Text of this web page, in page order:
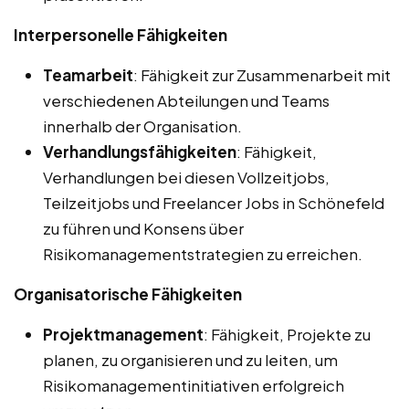
Interpersonelle Fähigkeiten
Teamarbeit: Fähigkeit zur Zusammenarbeit mit
verschiedenen Abteilungen und Teams
innerhalb der Organisation.
Verhandlungsfähigkeiten: Fähigkeit,
Verhandlungen bei diesen Vollzeitjobs,
Teilzeitjobs und Freelancer Jobs in Schönefeld
zu führen und Konsens über
Risikomanagementstrategien zu erreichen.
Organisatorische Fähigkeiten
Projektmanagement: Fähigkeit, Projekte zu
planen, zu organisieren und zu leiten, um
Risikomanagementinitiativen erfolgreich